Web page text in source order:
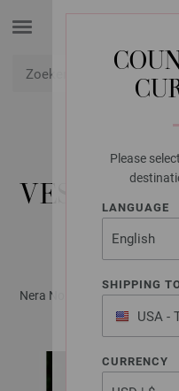
Please
LANGUAGE
SHIPPING
USA -
of America
CURRENCY
VEST IN
Nera No. 2 - Tijdschrift (DE)